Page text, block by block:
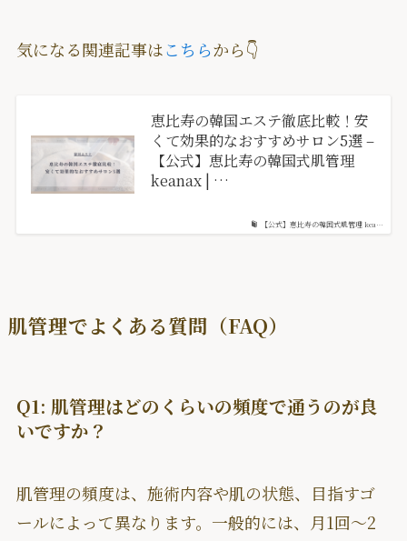
気になる関連記事はこちらから👇
【公式】恵比寿の韓国式肌管理 kea…
恵比寿の韓国エステ徹底比較！安
くて効果的なおすすめサロン5選 –
【公式】恵比寿の韓国式肌管理
keanax | …
肌管理でよくある質問（FAQ）
Q1: 肌管理はどのくらいの頻度で通うのが良
いですか？
肌管理の頻度は、施術内容や肌の状態、目指すゴ
ールによって異なります。一般的には、月1回〜2